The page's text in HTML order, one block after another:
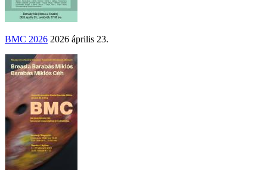
BMC 2026 2026 április 23.